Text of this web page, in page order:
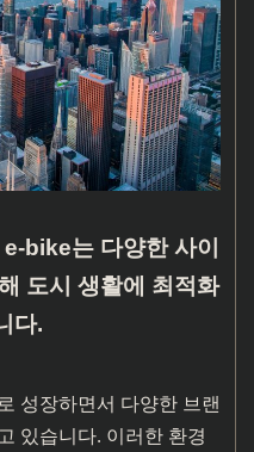
bike는 다양한 사이
도시 생활에 최적화
다.
성장하면서 다양한 브랜
있습니다. 이러한 환경